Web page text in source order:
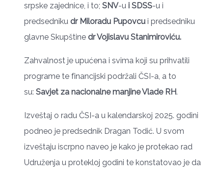
srpske zajednice, i to; SNV-u i SDSS-u i
predsedniku dr Miloradu Pupovcu i predsedniku
glavne Skupštine dr Vojislavu Stanimiroviću.
Zahvalnost je upućena i svima koji su prihvatili
programe te financijski podržali ČSI-a, a to
su: Savjet za nacionalne manjine Vlade RH.
Izveštaj o radu ČSI-a u kalendarskoj 2025. godini
podneo je predsednik Dragan Todić. U svom
izveštaju iscrpno naveo je kako je protekao rad
Udruženja u protekloj godini te konstatovao je da